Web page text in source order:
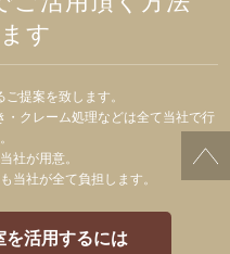
す
提案を致します。
クレーム処理などは全て当社で行
社が用意。
当社が全て負担します。
を活用するには